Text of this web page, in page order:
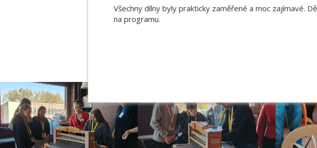
Všechny dílny byly prakticky zaměřené a moc zajímavé.
na programu.